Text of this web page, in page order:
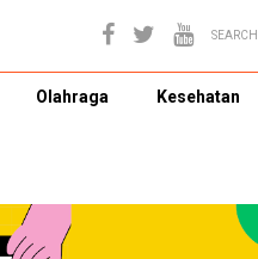
SEARCH
Olahraga Kesehatan